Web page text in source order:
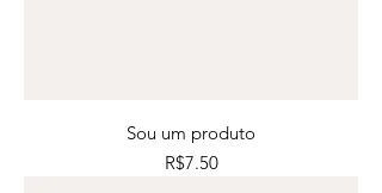
Sou um produto
Price
R$7.50